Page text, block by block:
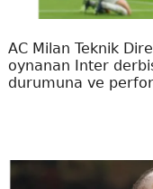
AC Milan Teknik
oynanan Inter
durumuna ve